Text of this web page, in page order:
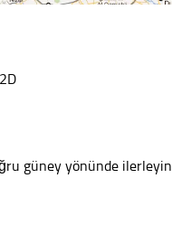
güney yönünde ilerleyin